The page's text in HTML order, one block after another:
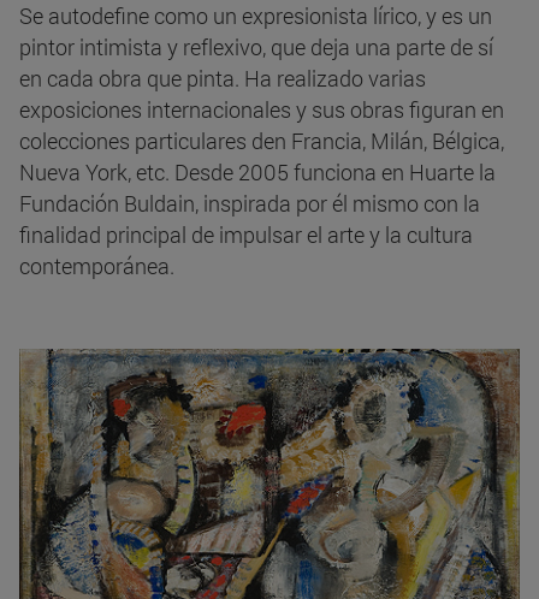
Se autodefine como un expresionista lírico, y es un
pintor intimista y reflexivo, que deja una parte de sí
en cada obra que pinta. Ha realizado varias
exposiciones internacionales y sus obras figuran en
colecciones particulares den Francia, Milán, Bélgica,
Nueva York, etc. Desde 2005 funciona en Huarte la
Fundación Buldain, inspirada por él mismo con la
finalidad principal de impulsar el arte y la cultura
contemporánea.